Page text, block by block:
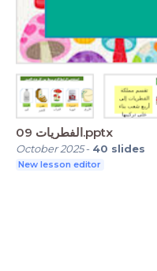
09 الفطريات.pptx
October 2025- 40 slides
New lesson editor